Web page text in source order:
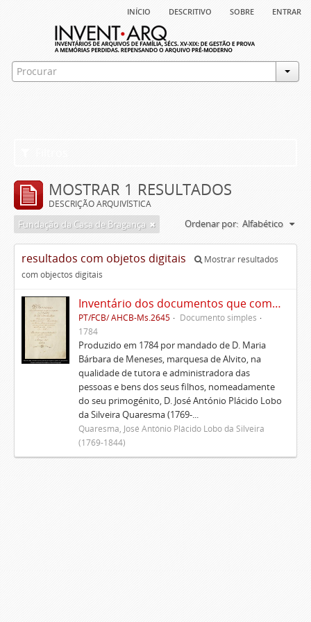
início descritivo sobre entrar
MOSTRAR 1 RESULTADOS
DESCRIÇÃO ARQUIVÍSTICA
Fundação da Casa de Bragança Ordenar por: Alfabético
resultados com objetos digitais
Mostrar resultados
com objectos digitais
Inventário dos documentos que compõem o cartório da Casa de Alvito
PT/FCB/ AHCB-Ms.2645
Documento simples
1784
Produzido em 1784 por mandado de D. Maria
Bárbara de Meneses, marquesa de Alvito, na
qualidade de tutora e administradora das
pessoas e bens dos seus filhos, nomeadamente
do seu primogénito, D. José António Plácido Lobo
da Silveira Quaresma (1769-...
Quaresma, José António Plácido Lobo da Silveira
(1769-1844)